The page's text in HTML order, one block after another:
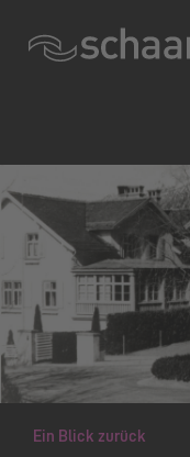
Ein Blick zurück